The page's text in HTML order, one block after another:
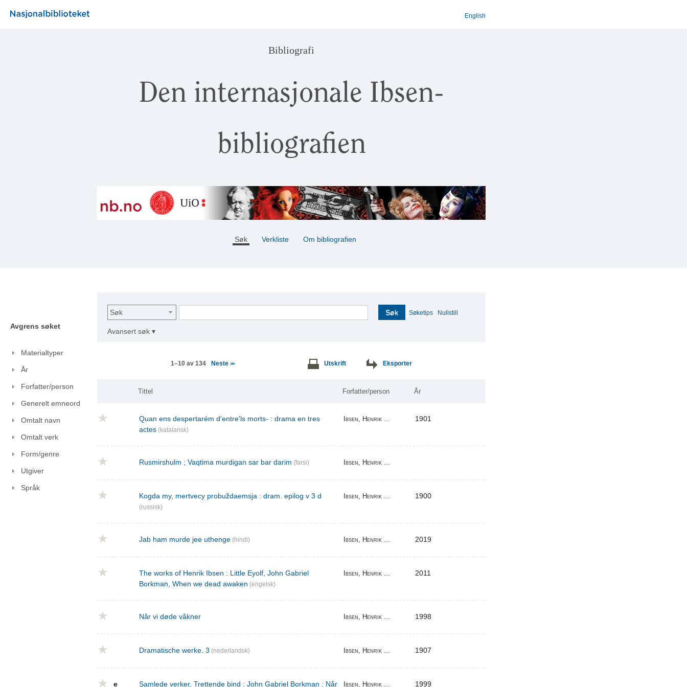
English
Bibliografi
Den internasjonale Ibsen-
bibliografien
Søk Verkliste Om bibliografien
Avgrens søket
Materialtyper
År
Forfatter/person
Generelt emneord
Omtalt navn
Omtalt verk
Form/genre
Utgiver
Språk
Søk Søk Søketips Nullstill
Avansert søk ▾
1–10 av 134 Neste >> Utskrift Eksporter
Tittel Forfatter/person År
Quan ens despertarém d'entre'ls morts- : drama en tres
actes (katalansk)
Ibsen, Henrik ... 1901
Rusmirshulm ; Vaqtima murdigan sar bar darim (farsi) Ibsen, Henrik ...
Kogda my, mertvecy probuždaemsja : dram. epilog v 3 d
(russisk)
Ibsen, Henrik ... 1900
Jab ham murde jee uthenge (hindi) Ibsen, Henrik ... 2019
The works of Henrik Ibsen : Little Eyolf, John Gabriel
Borkman, When we dead awaken (engelsk)
Ibsen, Henrik ... 2011
Når vi døde våkner Ibsen, Henrik ... 1998
Dramatische werke. 3 (nederlandsk) Ibsen, Henrik ... 1907
e Samlede verker. Trettende bind : John Gabriel Borkman ; Når Ibsen, Henrik ... 1999